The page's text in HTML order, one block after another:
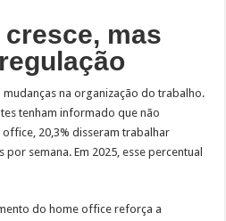
mas
na organização do trabalho.
tenham informado que não
20,3% disseram trabalhar
semana. Em 2025, esse percentual
do home office reforça a